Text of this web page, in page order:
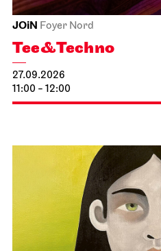
JOiN Foyer Nord
Tee&Techno
27.09.2026
11:00 - 12:00